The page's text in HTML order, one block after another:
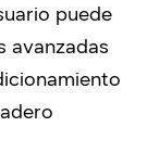
puede
avanzadas